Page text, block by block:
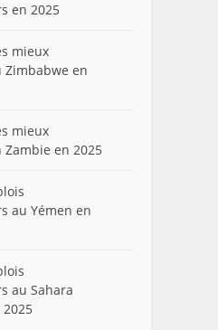
en 2025
mieux
Zimbabwe en
mieux
en 2025
au Yémen en
au Sahara